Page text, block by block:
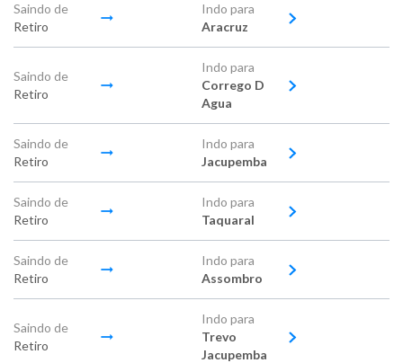
Saindo de
Retiro
Indo para
Aracruz
Saindo de
Retiro
Indo para
Corrego D
Agua
Saindo de
Retiro
Indo para
Jacupemba
Saindo de
Retiro
Indo para
Taquaral
Saindo de
Retiro
Indo para
Assombro
Saindo de
Retiro
Indo para
Trevo
Jacupemba